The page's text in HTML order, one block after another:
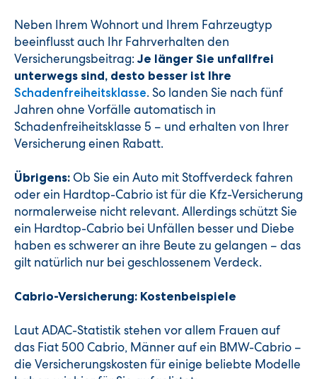
Neben Ihrem Wohnort und Ihrem Fahrzeugtyp
beeinflusst auch Ihr Fahrverhalten den
Versicherungsbeitrag: Je länger Sie unfallfrei
unterwegs sind, desto besser ist Ihre
Schadenfreiheitsklasse. So landen Sie nach fünf
Jahren ohne Vorfälle automatisch in
Schadenfreiheitsklasse 5 – und erhalten von Ihrer
Versicherung einen Rabatt.
Übrigens: Ob Sie ein Auto mit Stoffverdeck fahren
oder ein Hardtop-Cabrio ist für die Kfz-Versicherung
normalerweise nicht relevant. Allerdings schützt Sie
ein Hardtop-Cabrio bei Unfällen besser und Diebe
haben es schwerer an ihre Beute zu gelangen – das
gilt natürlich nur bei geschlossenem Verdeck.
Cabrio-Versicherung: Kostenbeispiele
Laut ADAC-Statistik stehen vor allem Frauen auf
das Fiat 500 Cabrio, Männer auf ein BMW-Cabrio –
die Versicherungskosten für einige beliebte Modelle